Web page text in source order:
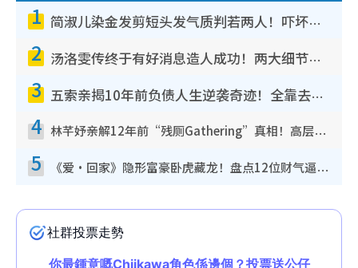
1 简淑儿染金发剪短头发气质判若两人！吓坏老公麦大力都认不出：“你做什么？”
2 汤洛雯传终于有好消息造人成功！两大细节曝孕味极浓引猜测：大肚婆先会咁！
3 五索亲揭10年前负债人生逆袭奇迹！全靠去一地方转运后即遇上马先生
4 林芊妤亲解12年前“残厕Gathering”真相！高层解约一句话重创尊严，至今拒返TVB
5 《爱·回家》隐形富豪卧虎藏龙！盘点12位财气逼人的有钱艺人：这位美女3亿身家不愁做